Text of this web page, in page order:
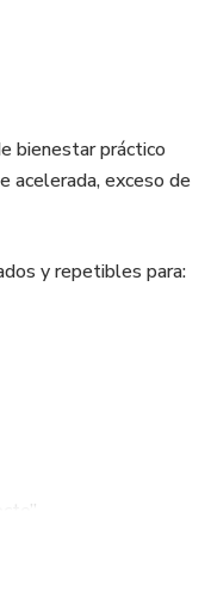
nutritivas y
sin necesidad de
naturales
🚀🥑
bienestar práctico
acelerada, exceso de
y repetibles para: